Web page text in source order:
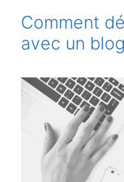
Comment
avec un